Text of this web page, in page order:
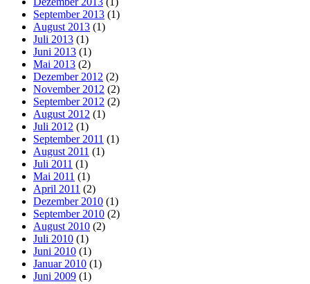
September 2013 (1)
August 2013 (1)
Juli 2013 (1)
Juni 2013 (1)
Mai 2013 (2)
Dezember 2012 (2)
November 2012 (2)
September 2012 (2)
August 2012 (1)
Juli 2012 (1)
September 2011 (1)
August 2011 (1)
Juli 2011 (1)
Mai 2011 (1)
April 2011 (2)
Dezember 2010 (1)
September 2010 (2)
August 2010 (2)
Juli 2010 (1)
Juni 2010 (1)
Januar 2010 (1)
Juni 2009 (1)